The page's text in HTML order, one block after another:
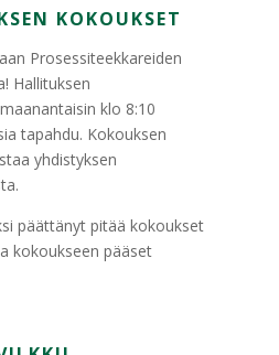
KOKOUKSET
Prosessiteekkareiden
Hallituksen
klo 8:10
tapahdu. Kokouksen
yhdistyksen
päättänyt pitää kokoukset
kokoukseen pääset